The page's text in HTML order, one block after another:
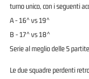
turno unico, con i seguenti
A - 16^ vs 19^
B - 17^ vs 18^
Serie al meglio delle 5
Le due squadre perdenti